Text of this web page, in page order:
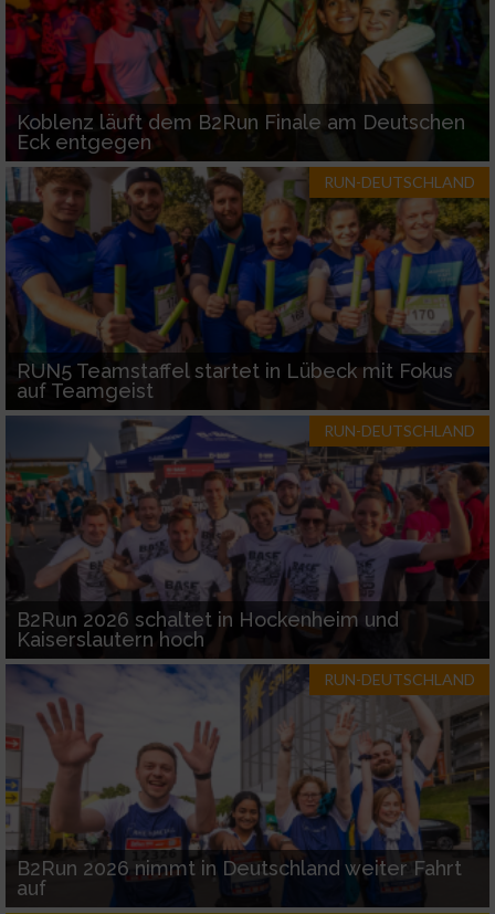
Koblenz läuft dem B2Run Finale am Deutschen
Eck entgegen
RUN-DEUTSCHLAND
RUN5 Teamstaffel startet in Lübeck mit Fokus
auf Teamgeist
RUN-DEUTSCHLAND
B2Run 2026 schaltet in Hockenheim und
Kaiserslautern hoch
RUN-DEUTSCHLAND
B2Run 2026 nimmt in Deutschland weiter Fahrt
auf